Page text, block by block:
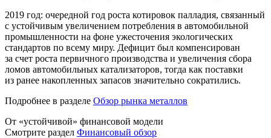
2019 год: очередной год роста котировок палладия, связанный
с устойчивым увеличением потребления в автомобильной
промышленности на фоне ужесточения экологических
стандартов по всему миру. Дефицит был компенсирован
за счет роста первичного производства и увеличения сбора
ломов автомобильных катализаторов, тогда как поставки
из ранее накопленных запасов значительно сократились.
Подробнее в разделе Обзор рынка металлов
От «устойчивой» финансовой модели
Смотрите раздел Финансовый обзор